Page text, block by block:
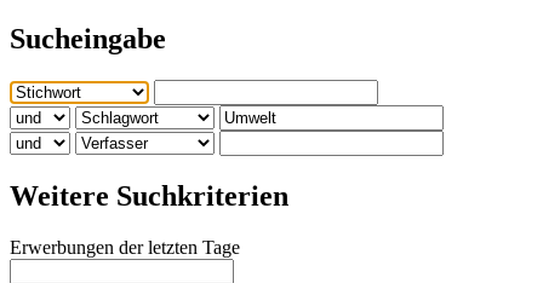
Sucheingabe
Weitere Suchkriterien
Erwerbungen der letzten Tage